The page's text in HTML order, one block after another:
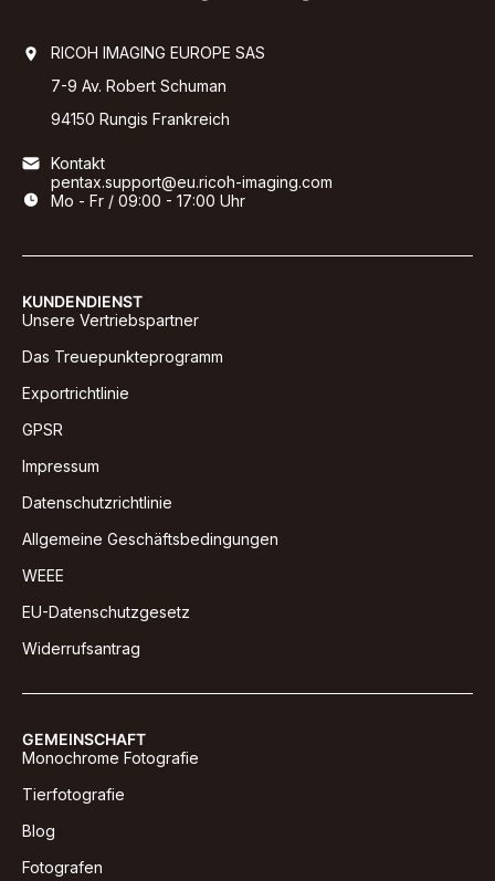
RICOH IMAGING EUROPE SAS
7-9 Av. Robert Schuman
94150 Rungis Frankreich
Kontakt
pentax.support@eu.ricoh-imaging.com
Mo - Fr / 09:00 - 17:00 Uhr
KUNDENDIENST
Unsere Vertriebspartner
Das Treuepunkteprogramm
Exportrichtlinie
GPSR
Impressum
Datenschutzrichtlinie
Allgemeine Geschäftsbedingungen
WEEE
EU-Datenschutzgesetz
Widerrufsantrag
GEMEINSCHAFT
Monochrome Fotografie
Tierfotografie
Blog
Fotografen